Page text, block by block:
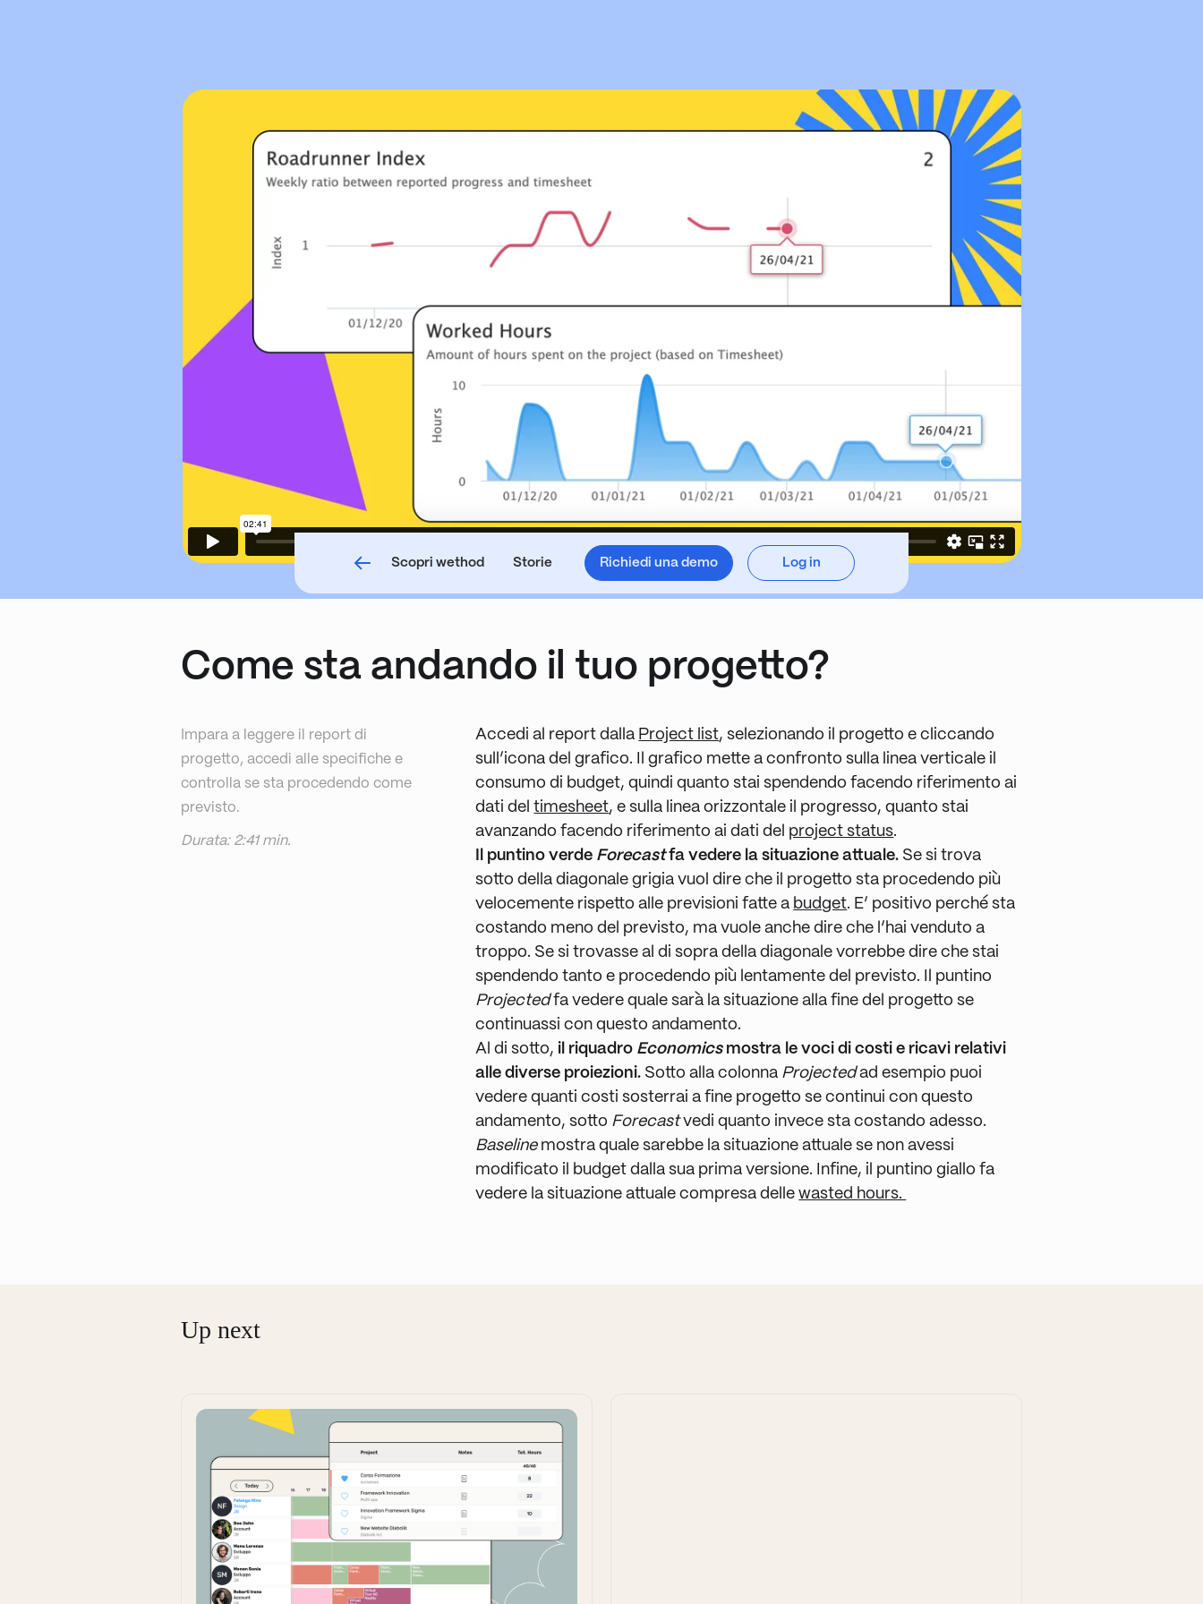
Scopri wethod Storie Richiedi una demo Log in
Come sta andando il tuo progetto?
Impara a leggere il report di
progetto, accedi alle specifiche e
controlla se sta procedendo come
previsto.
Durata: 2:41 min.
Accedi al report dalla Project list, selezionando il progetto e cliccando
sull’icona del grafico. Il grafico mette a confronto sulla linea verticale il
consumo di budget, quindi quanto stai spendendo facendo riferimento ai
dati deltimesheet, e sulla linea orizzontale il progresso, quanto stai
avanzando facendo riferimento ai dati del project status.
Il puntino verde Forecastfa vedere la situazione attuale. Se si trova
sotto della diagonale grigia vuol dire che il progetto sta procedendo più
velocemente rispetto alle previsioni fatte a budget. E’ positivo perché sta
costando meno del previsto, ma vuole anche dire che l’hai venduto a
troppo. Se si trovasse al di sopra della diagonale vorrebbe dire che stai
spendendo tanto e procedendo più lentamente del previsto. Il puntino
Projectedfa vedere quale sarà la situazione alla fine del progetto se
continuassi con questo andamento.
Al di sotto, il riquadro Economicsmostra le voci di costi e ricavi relativi
alle diverse proiezioni. Sotto alla colonna Projectedad esempio puoi
vedere quanti costi sosterrai a fine progetto se continui con questo
andamento, sotto Forecastvedi quanto invece sta costando adesso.
Baselinemostra quale sarebbe la situazione attuale se non avessi
modificato il budget dalla sua prima versione. Infine, il puntino giallo fa
vedere la situazione attuale compresa dellewasted hours.
Up next